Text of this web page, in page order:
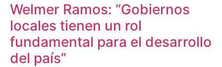
Welmer Ramos: “Gobiernos
locales tienen un rol
fundamental para el desarrollo
del país”